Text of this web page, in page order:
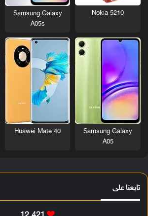
Nokia 5210
Samsung Galaxy
A05s
Samsung Galaxy
A05
Huawei Mate 40
تابعنا على